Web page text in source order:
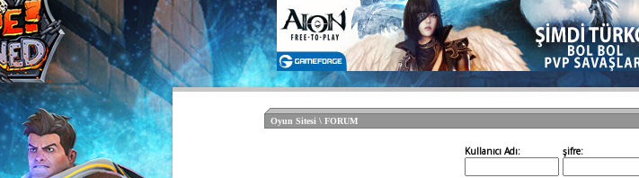
Oyun Sitesi \ FORUM
Kullanıcı Adı: şifre: